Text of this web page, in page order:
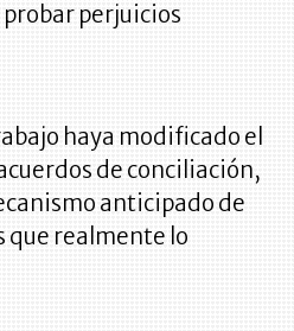
perjuicios
haya modificado el
de conciliación,
anticipado de
que realmente lo